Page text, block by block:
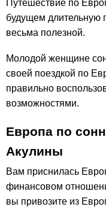
Путешествие по
будущем длительную
весьма полезной.
Молодой женщине
своей поездкой по
правильно
возможностями.
Европа по
Акулины
Вам приснилась
финансовом
вы привозите из